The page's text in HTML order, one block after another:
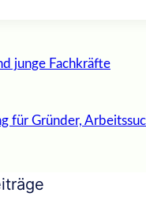
junge Fachkräfte
für Gründer,